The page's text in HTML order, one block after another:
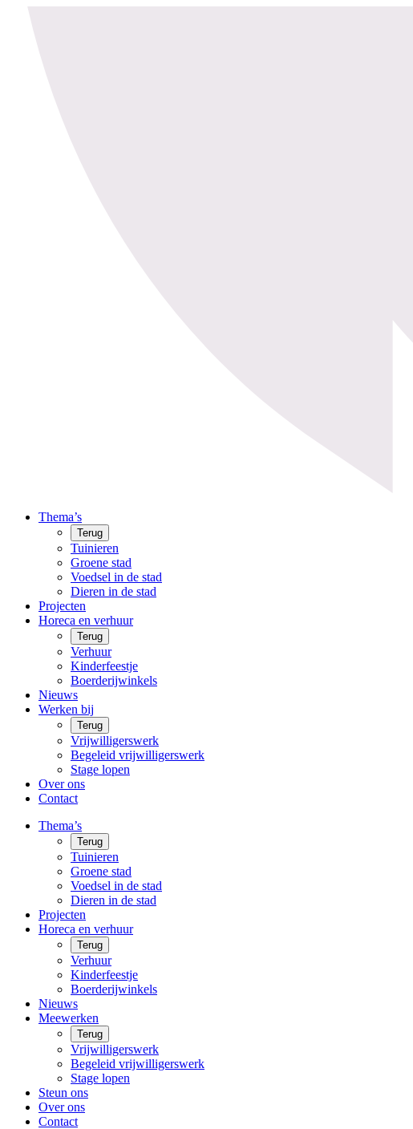
Thema’s
Terug
Tuinieren
Groene stad
Voedsel in de stad
Dieren in de stad
Projecten
Horeca en verhuur
Terug
Verhuur
Kinderfeestje
Boerderijwinkels
Nieuws
Werken bij
Terug
Vrijwilligerswerk
Begeleid vrijwilligerswerk
Stage lopen
Over ons
Contact
Thema’s
Terug
Tuinieren
Groene stad
Voedsel in de stad
Dieren in de stad
Projecten
Horeca en verhuur
Terug
Verhuur
Kinderfeestje
Boerderijwinkels
Nieuws
Meewerken
Terug
Vrijwilligerswerk
Begeleid vrijwilligerswerk
Stage lopen
Steun ons
Over ons
Contact